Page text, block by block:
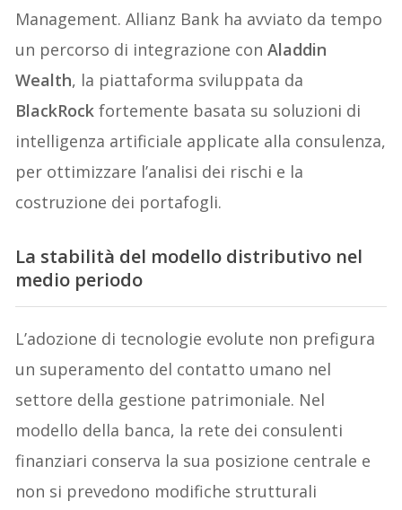
Management. Allianz Bank ha avviato da tempo
un percorso di integrazione conAladdin
Wealth, la piattaforma sviluppata da
BlackRock fortemente basata su soluzioni di
intelligenza artificiale applicate alla consulenza,
per ottimizzare l’analisi dei rischi e la
costruzione dei portafogli.
La stabilità del modello distributivo nel
medio periodo
L’adozione di tecnologie evolute non prefigura
un superamento del contatto umano nel
settore della gestione patrimoniale. Nel
modello della banca, la rete dei consulenti
finanziari conserva la sua posizione centrale e
non si prevedono modifiche strutturali